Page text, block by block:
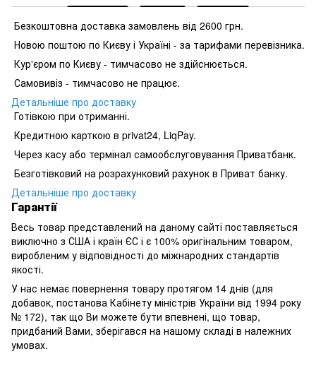
Безкоштовна доставка замовлень від 2600 грн.
Новою поштою по Києву і Україні - за тарифами перевізника.
Кур'єром по Києву - тимчасово не здійснюється.
Самовивіз - тимчасово не працює.
Детальніше про доставку
Готівкою при отриманні.
Кредитною карткою в privat24, LiqPay.
Через касу або термінал самообслуговування Приватбанк.
Безготівковий на розрахунковий рахунок в Приват банку.
Детальніше про доставку
Гарантії
Весь товар представлений на даному сайті поставляється
виключно з США і країн ЄС і є 100% оригінальним товаром,
виробленим у відповідності до міжнародних стандартів
якості.
У нас немає повернення товару протягом 14 днів (для
добавок, постанова Кабінету міністрів України від 1994 року
№ 172), так що Ви можете бути впевнені, що товар,
придбаний Вами, зберігався на нашому складі в належних
умовах.